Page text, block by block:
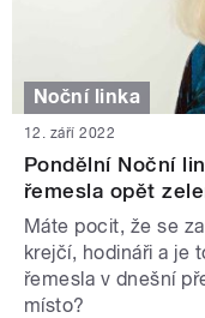
Noční linka
12. září 2022
Pondělní Noční
řemesla opět
Máte pocit, že se
krejčí, hodináři a je
řemesla v dnešní
místo?